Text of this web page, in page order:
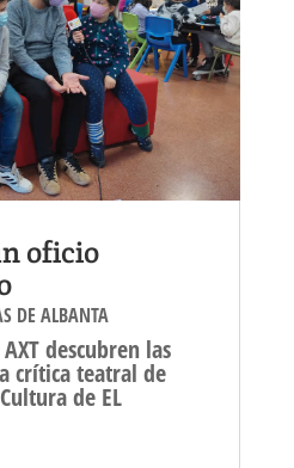
oficio
DE ALBANTA
descubren las
crítica teatral de
de EL